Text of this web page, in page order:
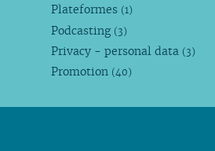
Plateformes (1)
Podcasting (3)
Privacy - personal data (3)
Promotion (40)